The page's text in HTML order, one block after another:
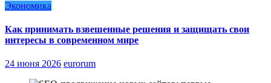
Экономика
Как принимать взвешенные решения и защищать свои
интересы в современном мире
24 июня 2026 eurorum